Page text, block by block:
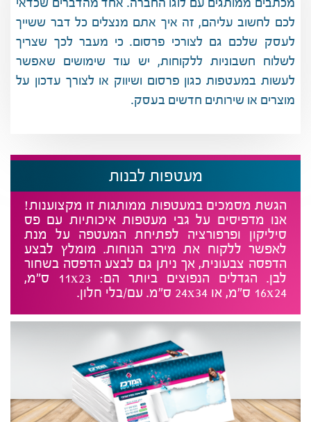
מכתבים ממותגים עם לוגו החברה. אחד מהדברים שכדאי
לכם לחשוב עליהם, זה איך אתם מנצלים כל דבר ששייך
לעסק שלכם גם לצורכי פרסום. כי מעבר לכך שצריך
לשלוח חשבוניות ללקוחות, יש עוד שימושים שאפשר
לעשות במעטפות כגון פרסום ושיווק או לצורך עדכון על
מוצרים או שירותים חדשים בעסק.
מעטפות לבנות
הגשת מסמכים במעטפות ממותגות זו מקצוענות!
אנו מדפיסים על גבי מעטפות איכותיות עם פס
סיליקון ופרפורציה לפתיחת המעטפה על מנת
לאפשר ללקוח את מירב הנוחות. מומלץ לבצע
הדפסה צבעונית, אך ניתן גם לבצע הדפסה בשחור
לבן. הגדלים הנפוצים ביותר הם: 11x23 ס״מ,
16x24 ס״מ, או 24x34 ס״מ. עם/בלי חלון.